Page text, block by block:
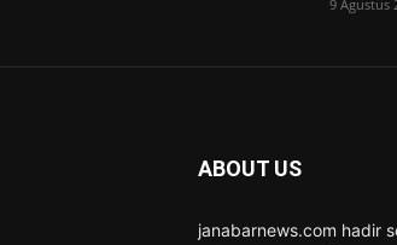
9 Agustus
ABOUT US
janabarnews.com hadir